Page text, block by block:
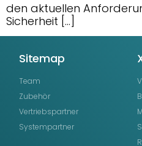
den aktuellen
Sicherheit […]
Sitemap
Team
Zubehör
Vertriebspartner
Systempartner